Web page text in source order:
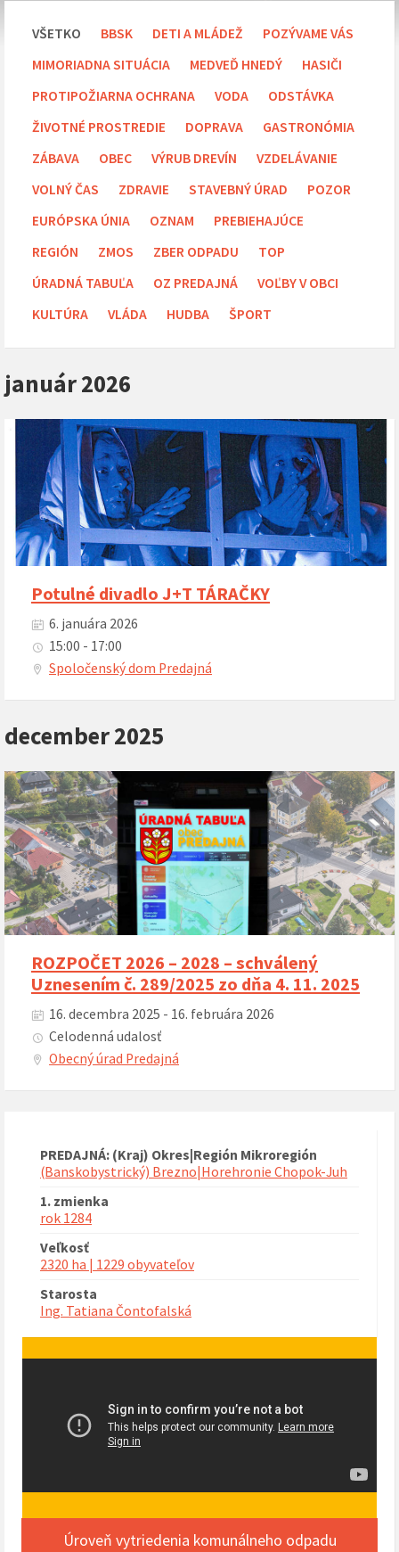
VŠETKO BBSK DETI A MLÁDEŽ
POZÝVAME VÁS
MIMORIADNA SITUÁCIA
MEDVEĎ HNEDÝ
HASIČI
PROTIPOŽIARNA OCHRANA
VODA
ODSTÁVKA
ŽIVOTNÉ PROSTREDIE
DOPRAVA
GASTRONÓMIA
ZÁBAVA
OBEC VÝRUB DREVÍN
VZDELÁVANIE
VOLNÝ ČAS
ZDRAVIE STAVEBNÝ ÚRAD
POZOR
EURÓPSKA ÚNIA
OZNAM
PREBIEHAJÚCE
REGIÓN
ZMOS ZBER ODPADU
TOP
ÚRADNÁ TABUĽA
OZ PREDAJNÁ
VOĽBY V OBCI
KULTÚRA
VLÁDA HUDBA ŠPORT
január 2026
Potulné divadlo J+T TÁRAČKY
6. januára 2026
15:00 - 17:00
Spoločenský dom Predajná
december 2025
ROZPOČET 2026 – 2028 – schválený
Uznesením č. 289/2025 zo dňa 4. 11. 2025
16. decembra 2025 - 16. februára 2026
Celodenná udalosť
Obecný úrad Predajná
PREDAJNÁ: (Kraj) Okres|Región Mikroregión
(Banskobystrický) Brezno|Horehronie Chopok-Juh
1. zmienka
rok 1284
Veľkosť
2320 ha | 1229 obyvateľov
Starosta
Ing. Tatiana Čontofalská
Úroveň vytriedenia komunálneho odpadu